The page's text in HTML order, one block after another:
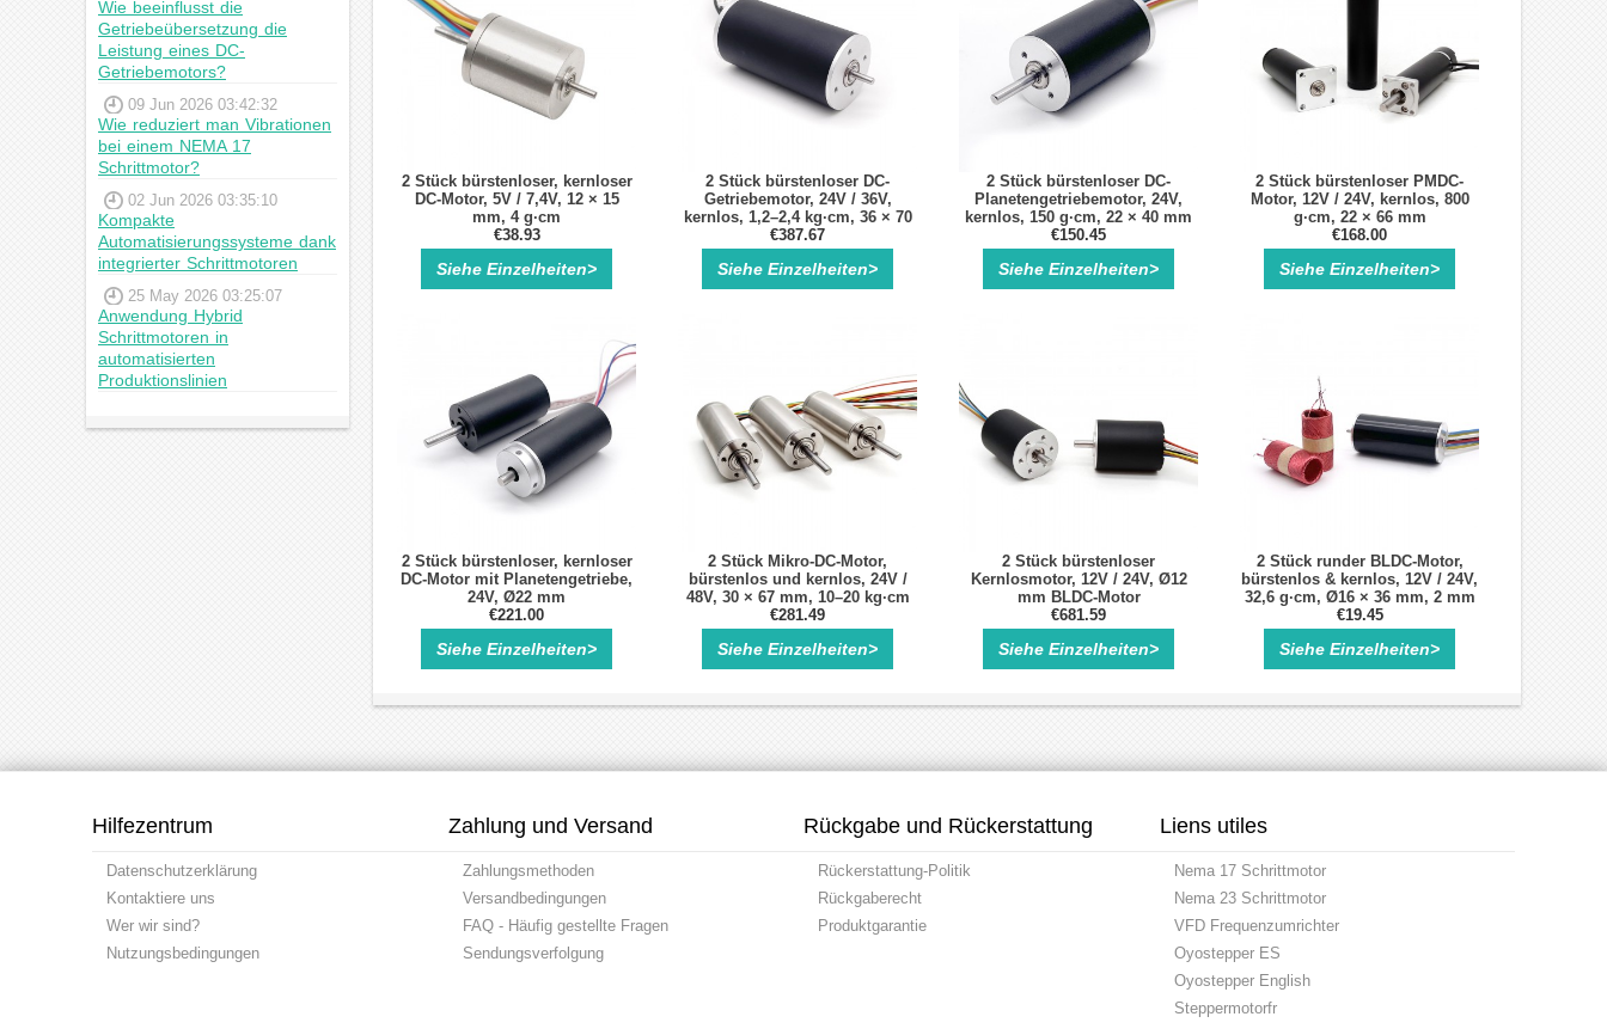
Wie beeinflusst die
Getriebeübersetzung die
Leistung eines DC-
Getriebemotors?
09 Jun 2026 03:42:32
Wie reduziert man Vibrationen
bei einem NEMA 17
Schrittmotor?
02 Jun 2026 03:35:10
Kompakte
Automatisierungssysteme dank
integrierter Schrittmotoren
25 May 2026 03:25:07
Anwendung Hybrid
Schrittmotoren in
automatisierten
Produktionslinien
2 Stück bürstenloser, kernloser
DC-Motor, 5V / 7,4V, 12 × 15
mm, 4 g·cm
€38.93
Siehe Einzelheiten>
2 Stück bürstenloser DC-
Getriebemotor, 24V / 36V,
kernlos, 1,2–2,4 kg·cm, 36 × 70
mm
€387.67
Siehe Einzelheiten>
2 Stück bürstenloser DC-
Planetengetriebemotor, 24V,
kernlos, 150 g·cm, 22 × 40 mm
€150.45
Siehe Einzelheiten>
2 Stück bürstenloser PMDC-
Motor, 12V / 24V, kernlos, 800
g·cm, 22 × 66 mm
€168.00
Siehe Einzelheiten>
2 Stück bürstenloser, kernloser
DC-Motor mit Planetengetriebe,
24V, Ø22 mm
€221.00
Siehe Einzelheiten>
2 Stück Mikro-DC-Motor,
bürstenlos und kernlos, 24V /
48V, 30 × 67 mm, 10–20 kg·cm
Drehmoment
€281.49
Siehe Einzelheiten>
2 Stück bürstenloser
Kernlosmotor, 12V / 24V, Ø12
mm BLDC-Motor
€681.59
Siehe Einzelheiten>
2 Stück runder BLDC-Motor,
bürstenlos & kernlos, 12V / 24V,
32,6 g·cm, Ø16 × 36 mm, 2 mm
Welle
€19.45
Siehe Einzelheiten>
Hilfezentrum
Datenschutzerklärung
Kontaktiere uns
Wer wir sind?
Nutzungsbedingungen
Zahlung und Versand
Zahlungsmethoden
Versandbedingungen
FAQ - Häufig gestellte Fragen
Sendungsverfolgung
Rückgabe und Rückerstattung
Rückerstattung-Politik
Rückgaberecht
Produktgarantie
Liens utiles
Nema 17 Schrittmotor
Nema 23 Schrittmotor
VFD Frequenzumrichter
Oyostepper ES
Oyostepper English
Steppermotorfr